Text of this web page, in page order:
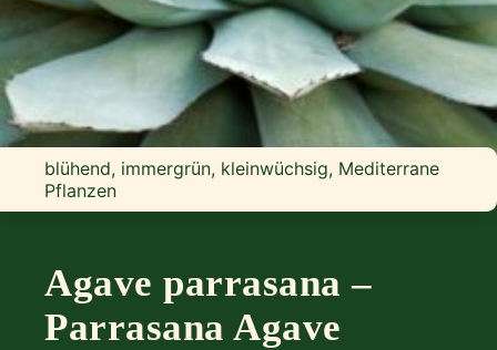
blühend, immergrün, kleinwüchsig, Mediterrane
Pflanzen
Agave parrasana –
Parrasana Agave